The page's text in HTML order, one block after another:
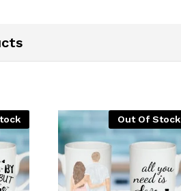
Out Of Stock